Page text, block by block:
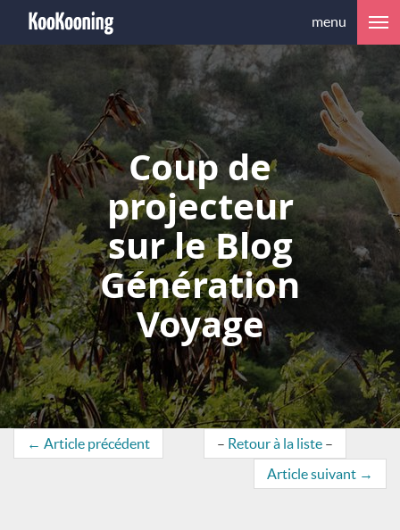
menu
Coup de
projecteur
sur le Blog
Génération
Voyage
← Article précédent – Retour à la liste –
Article suivant →